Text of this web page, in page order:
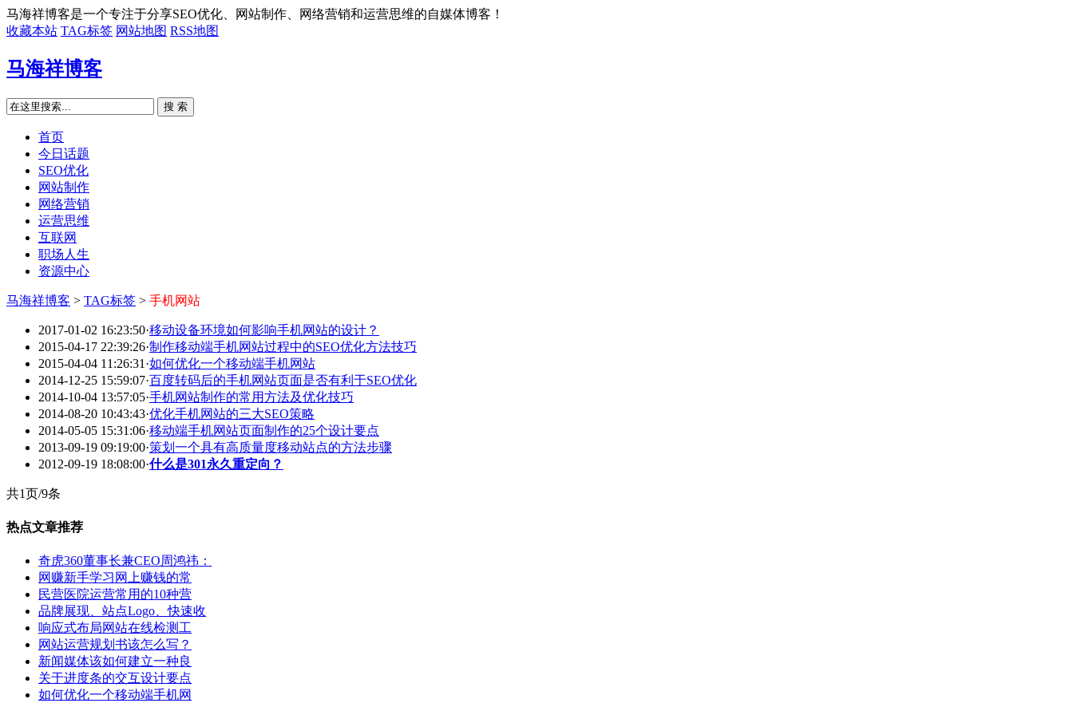
马海祥博客是一个专注于分享SEO优化、网站制作、网络营销和运营思维的自媒体博客！
收藏本站 TAG标签 网站地图 RSS地图
马海祥博客
搜 索
首页
今日话题
SEO优化
网站制作
网络营销
运营思维
互联网
职场人生
资源中心
马海祥博客 > TAG标签 > 手机网站
2017-01-02 16:23:50·移动设备环境如何影响手机网站的设计？
2015-04-17 22:39:26·制作移动端手机网站过程中的SEO优化方法技巧
2015-04-04 11:26:31 ·如何优化一个移动端手机网站
2014-12-25 15:59:07·百度转码后的手机网站页面是否有利于SEO优化
2014-10-04 13:57:05·手机网站制作的常用方法及优化技巧
2014-08-20 10:43:43·优化手机网站的三大SEO策略
2014-05-05 15:31:06·移动端手机网站页面制作的25个设计要点
2013-09-19 09:19:00·策划一个具有高质量度移动站点的方法步骤
2012-09-19 18:08:00·什么是301永久重定向？
共1页/9条
热点文章推荐
奇虎360董事长兼CEO周鸿祎：
网赚新手学习网上赚钱的常
民营医院运营常用的10种营
品牌展现、站点Logo、快速收
响应式布局网站在线检测工
网站运营规划书该怎么写？
新闻媒体该如何建立一种良
关于进度条的交互设计要点
如何优化一个移动端手机网